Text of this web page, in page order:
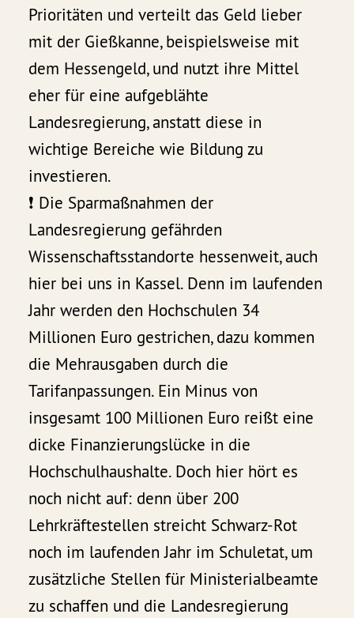
Prioritäten und verteilt das Geld lieber
mit der Gießkanne, beispielsweise mit
dem Hessengeld, und nutzt ihre Mittel
eher für eine aufgeblähte
Landesregierung, anstatt diese in
wichtige Bereiche wie Bildung zu
investieren.
❗️ Die Sparmaßnahmen der
Landesregierung gefährden
Wissenschaftsstandorte hessenweit, auch
hier bei uns in Kassel. Denn im laufenden
Jahr werden den Hochschulen 34
Millionen Euro gestrichen, dazu kommen
die Mehrausgaben durch die
Tarifanpassungen. Ein Minus von
insgesamt 100 Millionen Euro reißt eine
dicke Finanzierungslücke in die
Hochschulhaushalte. Doch hier hört es
noch nicht auf: denn über 200
Lehrkräftestellen streicht Schwarz-Rot
noch im laufenden Jahr im Schuletat, um
zusätzliche Stellen für Ministerialbeamte
zu schaffen und die Landesregierung